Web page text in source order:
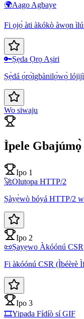
🌍Aago Agbaye
Fi ọjọ́ àti àkókò àwọn ìlú
🔑Ṣẹda Ọrọ Aṣiri
Ṣẹ̀dá ọ̀rọ̀ìgbànilọ́wọ̀
Wo siwaju
Ìpele Gbajúmọ̀
Ipo 1
🚀Olutọpa HTTP/2
Ṣàyẹ̀wò bóyá HTTP/2
Ipo 2
📜Ṣayẹwo Àkóónú CSR
Fi àkóónú CSR (Ìbéèrè
Ipo 3
🎞️Yipada Fídíò sí GIF